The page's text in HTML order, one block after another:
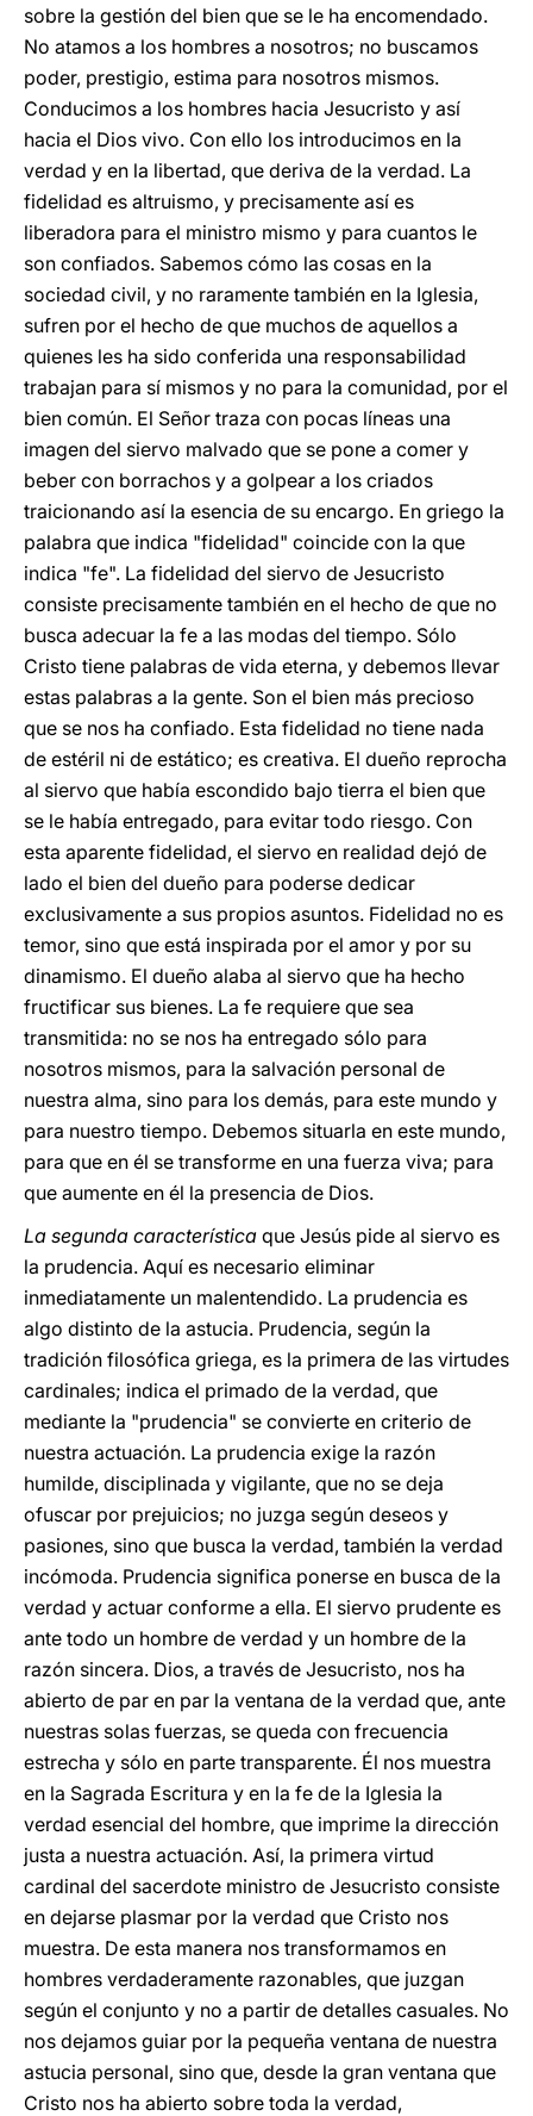
sobre la gestión del bien que se le ha encomendado.
No atamos a los hombres a nosotros; no buscamos
poder, prestigio, estima para nosotros mismos.
Conducimos a los hombres hacia Jesucristo y así
hacia el Dios vivo. Con ello los introducimos en la
verdad y en la libertad, que deriva de la verdad. La
fidelidad es altruismo, y precisamente así es
liberadora para el ministro mismo y para cuantos le
son confiados. Sabemos cómo las cosas en la
sociedad civil, y no raramente también en la Iglesia,
sufren por el hecho de que muchos de aquellos a
quienes les ha sido conferida una responsabilidad
trabajan para sí mismos y no para la comunidad, por el
bien común. El Señor traza con pocas líneas una
imagen del siervo malvado que se pone a comer y
beber con borrachos y a golpear a los criados
traicionando así la esencia de su encargo. En griego la
palabra que indica "fidelidad" coincide con la que
indica "fe". La fidelidad del siervo de Jesucristo
consiste precisamente también en el hecho de que no
busca adecuar la fe a las modas del tiempo. Sólo
Cristo tiene palabras de vida eterna, y debemos llevar
estas palabras a la gente. Son el bien más precioso
que se nos ha confiado. Esta fidelidad no tiene nada
de estéril ni de estático; es creativa. El dueño reprocha
al siervo que había escondido bajo tierra el bien que
se le había entregado, para evitar todo riesgo. Con
esta aparente fidelidad, el siervo en realidad dejó de
lado el bien del dueño para poderse dedicar
exclusivamente a sus propios asuntos. Fidelidad no es
temor, sino que está inspirada por el amor y por su
dinamismo. El dueño alaba al siervo que ha hecho
fructificar sus bienes. La fe requiere que sea
transmitida: no se nos ha entregado sólo para
nosotros mismos, para la salvación personal de
nuestra alma, sino para los demás, para este mundo y
para nuestro tiempo. Debemos situarla en este mundo,
para que en él se transforme en una fuerza viva; para
que aumente en él la presencia de Dios.
La segunda característica que Jesús pide al siervo es
la prudencia. Aquí es necesario eliminar
inmediatamente un malentendido. La prudencia es
algo distinto de la astucia. Prudencia, según la
tradición filosófica griega, es la primera de las virtudes
cardinales; indica el primado de la verdad, que
mediante la "prudencia" se convierte en criterio de
nuestra actuación. La prudencia exige la razón
humilde, disciplinada y vigilante, que no se deja
ofuscar por prejuicios; no juzga según deseos y
pasiones, sino que busca la verdad, también la verdad
incómoda. Prudencia significa ponerse en busca de la
verdad y actuar conforme a ella. El siervo prudente es
ante todo un hombre de verdad y un hombre de la
razón sincera. Dios, a través de Jesucristo, nos ha
abierto de par en par la ventana de la verdad que, ante
nuestras solas fuerzas, se queda con frecuencia
estrecha y sólo en parte transparente. Él nos muestra
en la Sagrada Escritura y en la fe de la Iglesia la
verdad esencial del hombre, que imprime la dirección
justa a nuestra actuación. Así, la primera virtud
cardinal del sacerdote ministro de Jesucristo consiste
en dejarse plasmar por la verdad que Cristo nos
muestra. De esta manera nos transformamos en
hombres verdaderamente razonables, que juzgan
según el conjunto y no a partir de detalles casuales. No
nos dejamos guiar por la pequeña ventana de nuestra
astucia personal, sino que, desde la gran ventana que
Cristo nos ha abierto sobre toda la verdad,